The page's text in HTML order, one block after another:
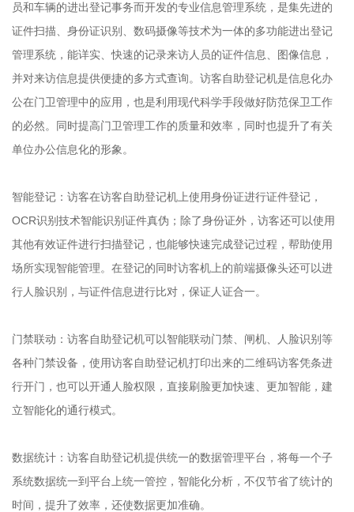
员和车辆的进出登记事务而开发的专业信息管理系统，是集先进的
证件扫描、身份证识别、数码摄像等技术为一体的多功能进出登记
管理系统，能详实、快速的记录来访人员的证件信息、图像信息，
并对来访信息提供便捷的多方式查询。访客自助登记机是信息化办
公在门卫管理中的应用，也是利用现代科学手段做好防范保卫工作
的必然。同时提高门卫管理工作的质量和效率，同时也提升了有关
单位办公信息化的形象。
智能登记：访客在访客自助登记机上使用身份证进行证件登记，
OCR识别技术智能识别证件真伪；除了身份证外，访客还可以使用
其他有效证件进行扫描登记，也能够快速完成登记过程，帮助使用
场所实现智能管理。在登记的同时访客机上的前端摄像头还可以进
行人脸识别，与证件信息进行比对，保证人证合一。
门禁联动：访客自助登记机可以智能联动门禁、闸机、人脸识别等
各种门禁设备，使用访客自助登记机打印出来的二维码访客凭条进
行开门，也可以开通人脸权限，直接刷脸更加快速、更加智能，建
立智能化的通行模式。
数据统计：访客自助登记机提供统一的数据管理平台，将每一个子
系统数据统一到平台上统一管控，智能化分析，不仅节省了统计的
时间，提升了效率，还使数据更加准确。